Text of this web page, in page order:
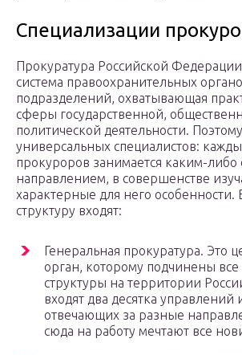
Специализации
Прокуратура Российской
система правоохранительных
подразделений, охватывающая
сферы государственной,
политической деятельности.
универсальных специалистов:
прокуроров занимается каким-либо
направлением, в совершенстве
характерные для него
структуру входят:
Генеральная прокуратура. Это
орган, которому подчинены все
структуры на территории
входят два десятка управлений
отвечающих за разные
сюда на работу мечтают все